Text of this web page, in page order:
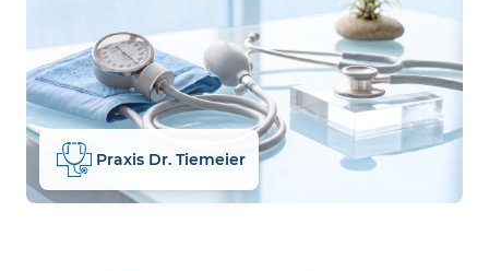
Praxis Dr. Tiemeier